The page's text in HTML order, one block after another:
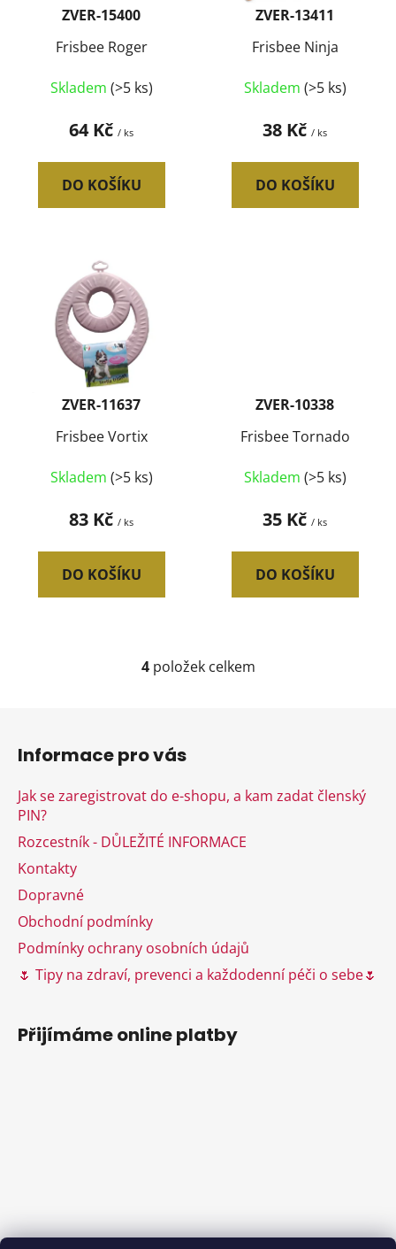
ZVER-15400
Frisbee Roger
Skladem (>5 ks)
64 Kč / ks
DO KOŠÍKU
ZVER-13411
Frisbee Ninja
Skladem (>5 ks)
38 Kč / ks
DO KOŠÍKU
ZVER-11637
Frisbee Vortix
Skladem (>5 ks)
83 Kč / ks
DO KOŠÍKU
ZVER-10338
Frisbee Tornado
Skladem (>5 ks)
35 Kč / ks
DO KOŠÍKU
O
c
p
r
ý
p
i
u
4položek celkem
Informace pro vás
Jak se zaregistrovat do e-shopu, a kam zadat členský
PIN?
Rozcestník - DŮLEŽITÉ INFORMACE
Kontakty
Dopravné
Obchodní podmínky
Podmínky ochrany osobních údajů
🌷 Tipy na zdraví, prevenci a každodenní péči o sebe🌷
Přijímáme online platby